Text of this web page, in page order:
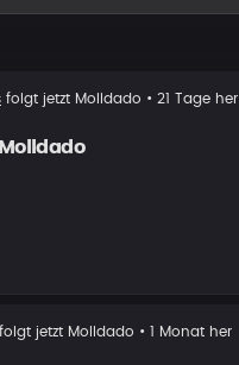
folgt jetzt Molldado • 21 Tage her
Molldado
folgt jetzt Molldado • 1 Monat her